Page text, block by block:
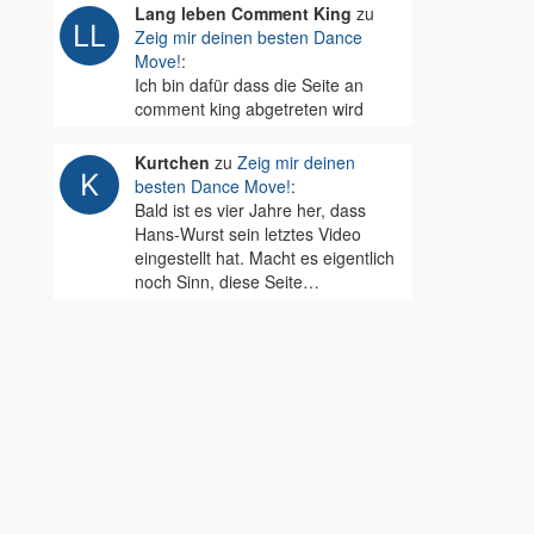
Lang leben Comment King zu
Zeig mir deinen besten Dance
Move!:
Ich bin dafür dass die Seite an
comment king abgetreten wird
Kurtchen zu Zeig mir deinen
besten Dance Move!:
Bald ist es vier Jahre her, dass
Hans-Wurst sein letztes Video
eingestellt hat. Macht es eigentlich
noch Sinn, diese Seite…